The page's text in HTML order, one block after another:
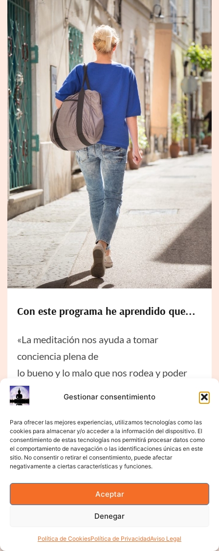
Gestionar consentimiento
Para ofrecer las mejores experiencias, utilizamos tecnologías como las
cookies para almacenar y/o acceder a la información del dispositivo. El
consentimiento de estas tecnologías nos permitirá procesar datos como
el comportamiento de navegación o las identificaciones únicas en este
sitio. No consentir o retirar el consentimiento, puede afectar
negativamente a ciertas características y funciones.
Aceptar
Denegar
Política de CookiesPolítica de PrivacidadAviso Legal
Con este programa he aprendido que...
«La meditación nos ayuda a tomar
conciencia plena de
lo bueno y lo malo que nos rodea y poder
afrontar los
problemas de la manera adecuada»
Carmen
Esteticien